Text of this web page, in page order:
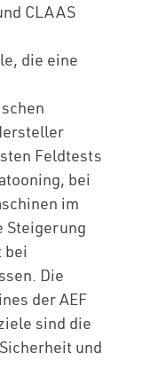
CLAAS
die eine
Feldtests
bei
im
Steigerung
bei
Die
der AEF
sind die
und